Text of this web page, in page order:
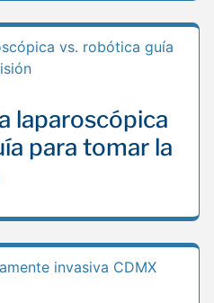
laparoscópica
para tomar la